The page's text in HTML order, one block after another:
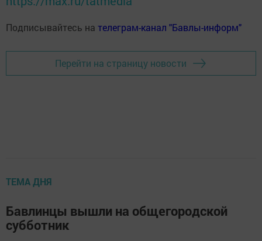
Подписывайтесь на телеграм-канал "Бавлы-информ"
Перейти на страницу новости
ТЕМА ДНЯ
Бавлинцы вышли на общегородской
субботник